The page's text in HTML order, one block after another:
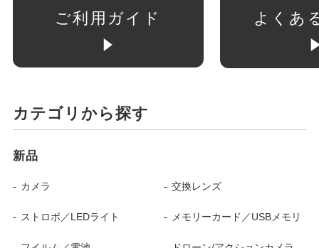
ご利用ガイド よくあ
カテゴリから探す
新品
カメラ 交換レンズ
ストロボ／LEDライト メモリーカード／USBメモリ